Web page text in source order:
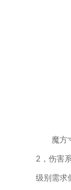
魔方
2，伤害
级别需求